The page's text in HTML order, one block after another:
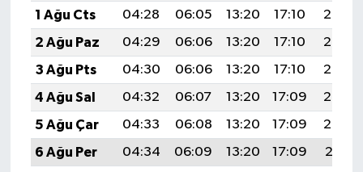
1 Ağu Cts
04:28 06:05 13:20 17:10
20:26
2 Ağu Paz
04:29 06:06 13:20 17:10
20:25
3 Ağu Pts
04:30 06:06 13:20 17:10
20:24
4 Ağu Sal
04:32 06:07 13:20 17:09
20:23
5 Ağu Çar
04:33 06:08 13:20 17:09
20:22
6 Ağu Per
04:34 06:09 13:20 17:09
20:21